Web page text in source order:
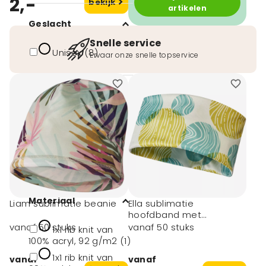
Geslacht
Unisex (8)
Afmeting
# Geen maat (6)
42x30 cm (1)
Ø20x21cm (2)
Materiaal
1x1 rib knit van
100% acryl, 92 g/m2 (1)
1x1 rib knit van
2,-
artikelen
Snelle service
Ervaar onze snelle topservice
Liam sublimatie beanie
vanaf 50 stuks
vanaf
Ella sublimatie
hoofdband met
Coolmax®
vanaf 50 stuks
vanaf